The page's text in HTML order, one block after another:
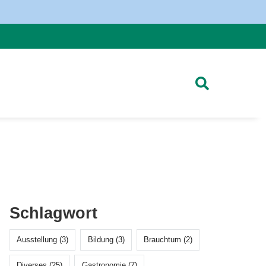
Schlagwort
Ausstellung (3) Bildung (3) Brauchtum (2)